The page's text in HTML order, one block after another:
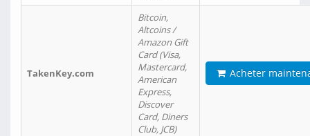
TakenKey.com
Bitcoin,
Altcoins /
Amazon Gift
Card (Visa,
Mastercard,
American
Express,
Discover
Card, Diners
Club, JCB)
Acheter